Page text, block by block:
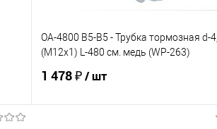
OA-4800 B5-B5 - Трубка тормозная d-
(М12х1) L-480 см. медь (WP-263)
1 478 ₽/ шт